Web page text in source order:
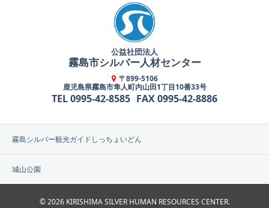
公益社団法人
霧島市シルバー人材センター
〒899-5106
鹿児島県霧島市隼人町内山田1丁目10番33号
TEL 0995-42-8585 FAX 0995-42-8886
霧島シルバー観光ガイドしっちょいどん
城山公園
©2026 KIRISHIMA SILVER HUMAN RESOURCES CENTER.